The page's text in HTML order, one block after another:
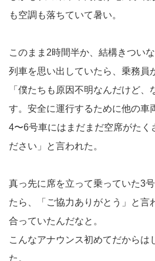
も空調も落ちていて暑い。
このまま2時間半か、結構きつい
列車を思い出していたら、乗務員
「僕たちも原因不明なんだけど
す。安全に運行するために他の車
4〜6号車にはまだまだ空席がたく
ださい」と言われた。
真っ先に席を立って乗っていた3
たら、「ご協力ありがとう」と言
合っていたんだなと。
こんなアナウンス初めてだからは
た。